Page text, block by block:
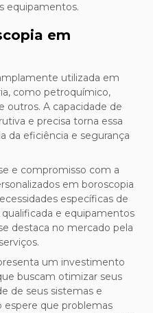
equipamentos.
em
utilizada em
como petroquímico,
outros. A capacidade de
e precisa torna essa
da eficiência e segurança
e compromisso com a
em boroscopia
específicas de
e equipamentos
destaca no mercado pela
um investimento
buscam otimizar seus
de seus sistemas e
espere que problemas